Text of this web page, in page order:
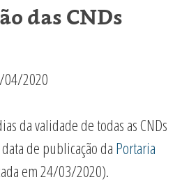
das CNDs
2020
da validade de todas as CNDs
de publicação da Portaria
em 24/03/2020).